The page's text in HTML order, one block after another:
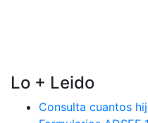
Lo + Leido
Consulta cuantos